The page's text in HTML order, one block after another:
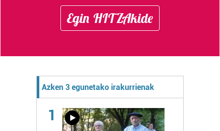
Egin HITZAkide
Azken 3 egunetako irakurrienak
1